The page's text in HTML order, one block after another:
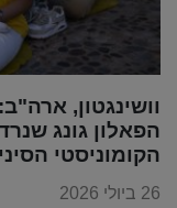
וושינגטון,
הפאלון גונג
הקומוניסטי הסיני
26 ביולי 2026